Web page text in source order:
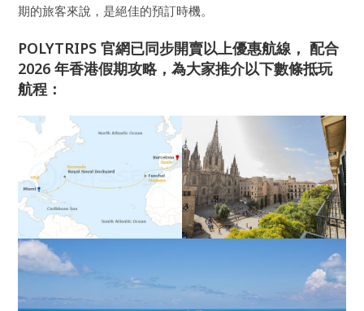
期的旅客來說，是絕佳的預訂時機。
POLYTRIPS 官網已同步開賣以上優惠航線， 配合
2026 年香港假期攻略，為大家推介以下數條抵玩
航程：